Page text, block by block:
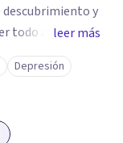
descubrimiento y
todo aquello
de compañía
leer más
Depresión